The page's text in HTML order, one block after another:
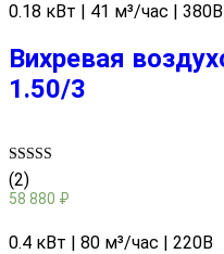
0.18 кВт | 41 м³/час | 380В
Вихревая
1.50/3
Rated
5.00
out of 5
(2)
58 880 ₽
0.4 кВт | 80 м³/час | 220В